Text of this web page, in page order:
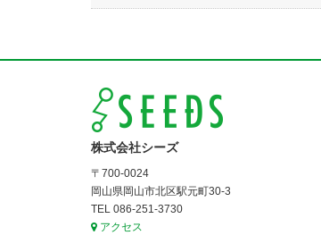
株式会社シーズ
〒700-0024
岡山県岡山市北区駅元町30-3
TEL 086-251-3730
アクセス